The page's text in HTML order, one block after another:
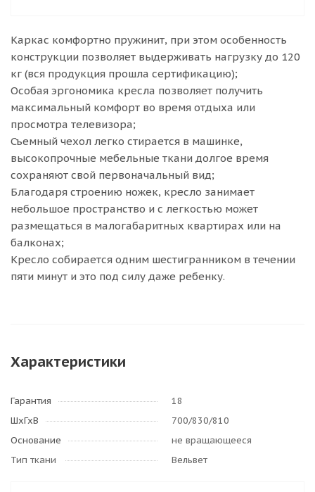
Каркас комфортно пружинит, при этом особенность
конструкции позволяет выдерживать нагрузку до 120
кг (вся продукция прошла сертификацию);
Особая эргономика кресла позволяет получить
максимальный комфорт во время отдыха или
просмотра телевизора;
Съемный чехол легко стирается в машинке,
высокопрочные мебельные ткани долгое время
сохраняют свой первоначальный вид;
Благодаря строению ножек, кресло занимает
небольшое пространство и с легкостью может
размещаться в малогабаритных квартирах или на
балконах;
Кресло собирается одним шестигранником в течении
пяти минут и это под силу даже ребенку.
Характеристики
Гарантия
18
ШхГхВ
700/830/810
Основание
не вращающееся
Тип ткани
Вельвет